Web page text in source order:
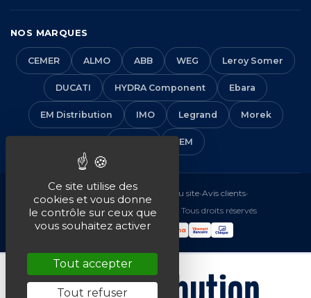
NOS MARQUES
CEMER ALMO ABB WEG Leroy Somer
DUCATI HYDRA Component Ebara
EM Distribution IMO Legrand Morek
VEM
Mentions légales•CGV Plan du site•Avis clients•
© 2016-2026 EM Distribution - Tous droits réservés
Ce site utilise des
cookies et vous donne
le contrôle sur ceux que
vous souhaitez activer
Tout accepter
Tout refuser